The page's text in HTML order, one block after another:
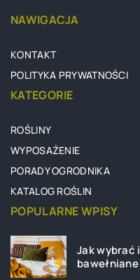
NAWIGACJA
KONTAKT
POLITYKA PRYWATNOŚCI
KATEGORIE
ROŚLINY
WYPOSAŻENIE
PORADY OGRODNIKA
KATALOG ROŚLIN
POPULARNE WPISY
Jak wybrać